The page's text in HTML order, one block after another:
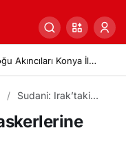
Akıncıları Konya İl
“Hayalden
Tatbike”
Sudani: Irak’taki
artık gerek kalmadı